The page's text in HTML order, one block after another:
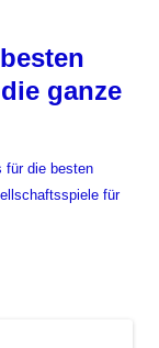
ganze
für die besten
für